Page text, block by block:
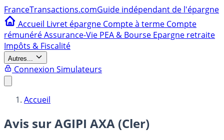
FranceTransactions.comGuide indépendant de l'épargne
Accueil Livret épargne Compte à terme Compte
rémunéréAssurance-Vie PEA & Bourse Epargne retraite
Impôts & Fiscalité
Autres...
Connexion Simulateurs
Accueil
Avis sur AGIPI AXA (Cler)